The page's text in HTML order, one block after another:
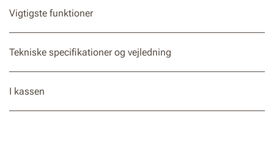
Vigtigste funktioner
Tekniske specifikationer og vejledning
I kassen